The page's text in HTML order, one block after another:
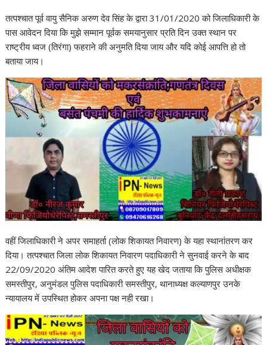
तत्पश्चात पूर्व वायु सैनिक अरुण देव सिंह के द्वारा 31/01/2020 को जिलाधिकारी के
पास आवेदन दिया कि मुझे सम्मान पूर्वक समयानुसार प्रति दिन उक्त स्थान पर
राष्ट्रीय ध्वज (तिरंगा) फहराने की अनुमति दिया जाय और यदि कोई आपत्ति हो तो
बताया जाय।
वहीं जिलाधिकारी ने अपर समाहर्ता (लोक शिकायत निवारण) के यहा स्थानांतरण कर
दिया। तत्पश्चात जिला लोक शिकायत निवारण पदाधिकारी ने सुनवाई करने के बाद
22/09/2020 अंतिम आदेश पारित करते हुए यह खेद जताया कि पुलिस अधीक्षक
समस्तीपुर, अनुमंडल पुलिस पदाधिकारी समस्तीपुर, थानाध्यक्ष कल्याणपुर उनके
न्यायालय में उपस्थित होकर अपना पक्ष नही रखा।